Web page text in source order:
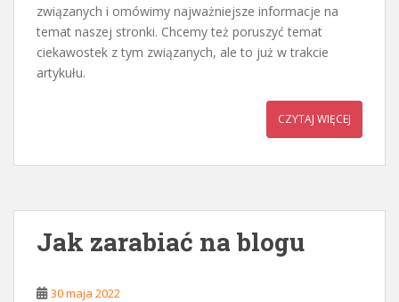
związanych i omówimy najważniejsze informacje na
temat naszej stronki. Chcemy też poruszyć temat
ciekawostek z tym związanych, ale to już w trakcie
artykułu.
CZYTAJ WIĘCEJ
Jak zarabiać na blogu
30 maja 2022